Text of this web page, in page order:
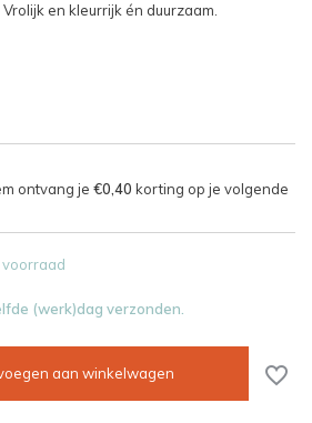
en kleurrijk én duurzaam.
ontvang je €0,40 korting op je volgende
(werk)dag verzonden.
aan winkelwagen